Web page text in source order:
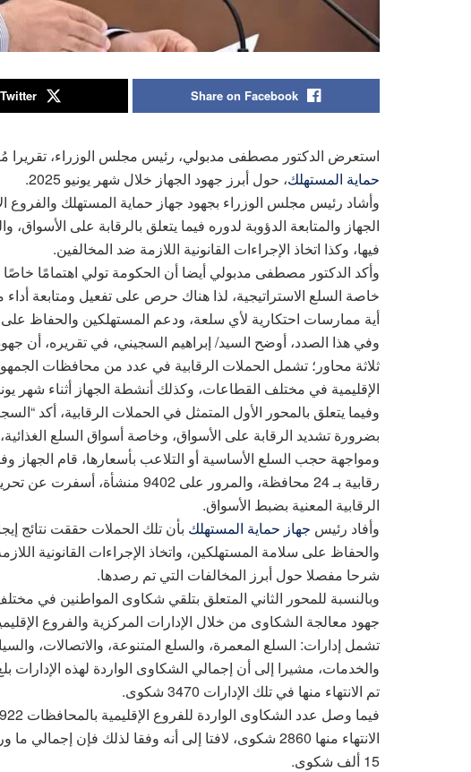
Share on Facebook
استعرض الدكتور مصطفى مدبولي، رئيس مجلس الوزراء، تقريرا
حماية المستهلك، حول أبرز جهود الجهاز خلال شهر يونيو 2025.
وأشاد رئيس مجلس الوزراء بجهود جهاز حماية المستهلك والفروع
الجهاز والمتابعة الدؤوبة لدوره فيما يتعلق بالرقابة على
فيها، وكذا اتخاذ الإجراءات القانونية اللازمة ضد المخالفين.
وأكد الدكتور مصطفى مدبولي أيضا أن الحكومة تولي اهتمامًا
خاصة السلع الاستراتيجية، لذا هناك حرص على تفعيل ومتابعة أداء
أية ممارسات احتكارية لأي سلعة، ودعم المستهلكين والحفاظ
وفي هذا الصدد، أوضح السيد/ إبراهيم السجيني، في تقريره، أن
ثلاثة محاور؛ تشمل الحملات الرقابية في عدد من محافظات
الإقليمية في مختلف القطاعات، وكذلك أنشطة الجهاز أثناء شهر
وفيما يتعلق بالمحور الأول المتمثل في الحملات الرقابية، أكد
بضرورة تشديد الرقابة على الأسواق، وخاصة أسواق السلع
الرقابية المعنية بضبط الأسواق.
وأفاد رئيس جهاز حماية المستهلك بأن تلك الحملات حققت نتائج
والحفاظ على سلامة المستهلكين، واتخاذ الإجراءات القانونية
شرحا مفصلا حول أبرز المخالفات التي تم رصدها.
وبالنسبة للمحور الثاني المتعلق بتلقي شكاوى المواطنين في
جهود معالجة الشكاوى من خلال الإدارات المركزية والفروع
تشمل إدارات: السلع المعمرة، والسلع المتنوعة، والاتصالات،
تم الانتهاء منها في تلك الإدارات 3470 شكوى.
الانتهاء منها 2860 شكوى، لافتا إلى أنه وفقا لذلك فإن
15 ألف شكوى.